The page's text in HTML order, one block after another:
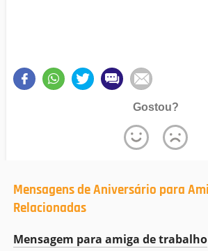
Gostou?
Mensagens de Aniversário para
Relacionadas
Mensagem para amiga de trabalho